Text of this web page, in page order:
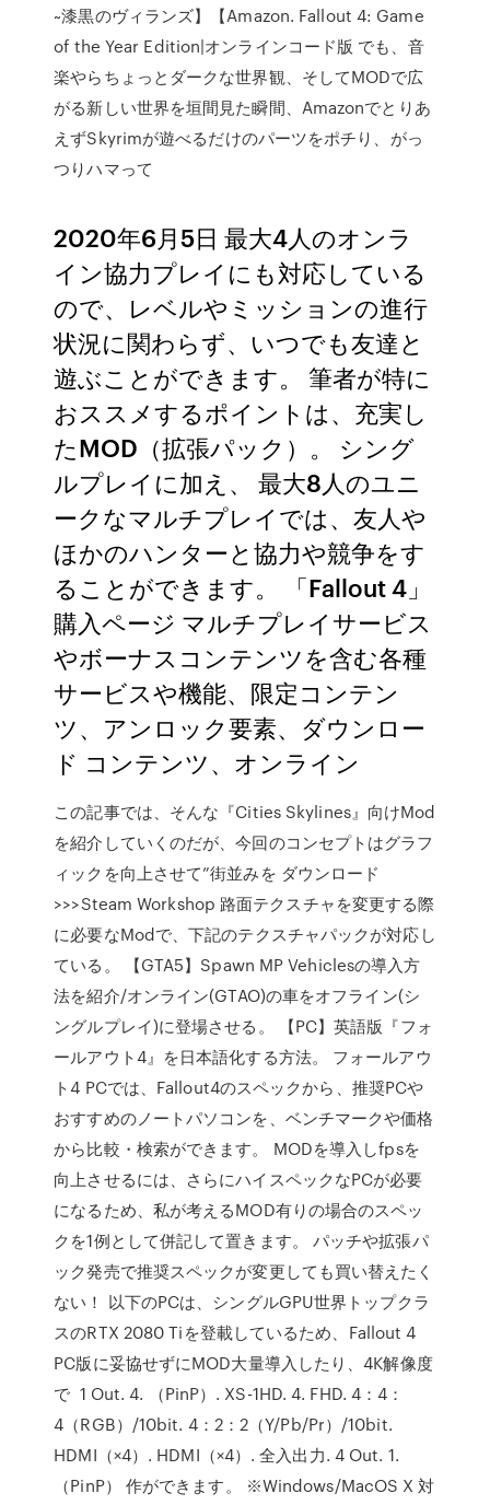
~漆黒のヴィランズ】【Amazon. Fallout 4: Game
of the Year Edition|オンラインコード版 でも、音
楽やらちょっとダークな世界観、そしてMODで広
がる新しい世界を垣間見た瞬間、Amazonでとりあ
えずSkyrimが遊べるだけのパーツをポチり、がっ
つりハマって
2020年6月5日 最大4人のオンラ
イン協力プレイにも対応している
ので、レベルやミッションの進行
状況に関わらず、いつでも友達と
遊ぶことができます。 筆者が特に
おススメするポイントは、充実し
たMOD（拡張パック）。 シング
ルプレイに加え、 最大8人のユニ
ークなマルチプレイでは、友人や
ほかのハンターと協力や競争をす
ることができます。 「Fallout 4」
購入ページ マルチプレイサービス
やボーナスコンテンツを含む各種
サービスや機能、限定コンテン
ツ、アンロック要素、ダウンロー
ド コンテンツ、オンライン
この記事では、そんな『Cities Skylines』向けMod
を紹介していくのだが、今回のコンセプトはグラフ
ィックを向上させて”街並みを ダウンロード
>>>Steam Workshop 路面テクスチャを変更する際
に必要なModで、下記のテクスチャパックが対応し
ている。 【GTA5】Spawn MP Vehiclesの導入方
法を紹介/オンライン(GTAO)の車をオフライン(シ
ングルプレイ)に登場させる。 【PC】英語版『フォ
ールアウト4』を日本語化する方法。 フォールアウ
ト4 PCでは、Fallout4のスペックから、推奨PCや
おすすめのノートパソコンを、ベンチマークや価格
から比較・検索ができます。 MODを導入しfpsを
向上させるには、さらにハイスペックなPCが必要
になるため、私が考えるMOD有りの場合のスペッ
クを1例として併記して置きます。 パッチや拡張パ
ック発売で推奨スペックが変更しても買い替えたく
ない！ 以下のPCは、シングルGPU世界トップクラ
スのRTX 2080 Tiを登載しているため、Fallout 4
PC版に妥協せずにMOD大量導入したり、4K解像度
で 1 Out. 4. （PinP）. XS-1HD. 4. FHD. 4：4：
4（RGB）/10bit. 4：2：2（Y/Pb/Pr）/10bit.
HDMI（×4）. HDMI（×4）. 全入出力. 4 Out. 1.
（PinP） 作ができます。 ※Windows/MacOS X 対